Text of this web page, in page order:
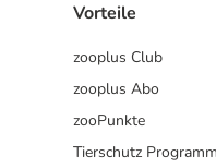
Vorteile
zooplus Club
zooplus Abo
zooPunkte
Tierschutz Programm